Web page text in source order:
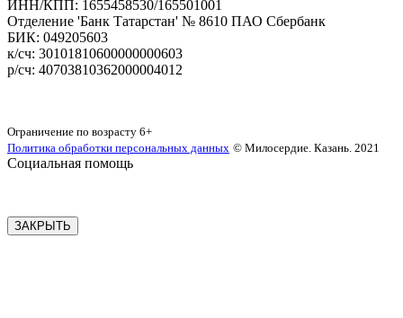
‌ИНН/КПП: 1655458530/165501001
Отделение 'Банк Татарстан' № 8610 ПАО Сбербанк
БИК: 049205603
‌к/сч: 30101810600000000603
р/сч: 40703810362000004012
Ограничение по возрасту 6+
Политика обработки персональных данных © Милосердие. Казань. 2021
Социальная помощь
ЗАКРЫТЬ